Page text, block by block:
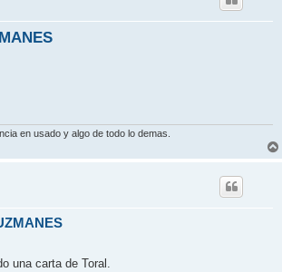
en usado y algo de todo lo demas.
una carta de Toral.